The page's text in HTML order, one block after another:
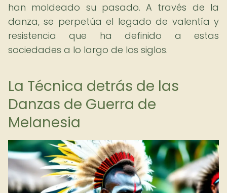
han moldeado su pasado. A través de la
danza, se perpetúa el legado de valentía y
resistencia que ha definido a estas
sociedades a lo largo de los siglos.
La Técnica detrás de las
Danzas de Guerra de
Melanesia